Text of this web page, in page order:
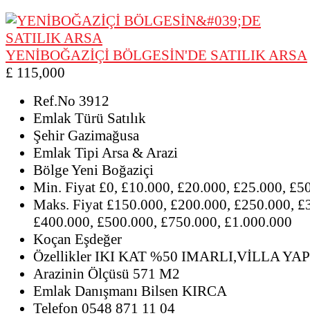
YENİBOĞAZİÇİ BÖLGESİN'DE SATILIK ARSA
£ 115,000
Ref.No 3912
Emlak Türü Satılık
Şehir Gazimağusa
Emlak TipiArsa & Arazi
BölgeYeni Boğaziçi
Min. Fiyat £0, £10.000, £20.000, £25.000,
Maks. Fiyat £150.000, £200.000, £250.000,
£400.000, £500.000, £750.000, £1.000.000
Koçan Eşdeğer
Özellikler IKI KAT %50 IMARLI,VİLLA
Arazinin Ölçüsü 571 M2
Emlak Danışmanı Bilsen KIRCA
Telefon 0548 871 11 04